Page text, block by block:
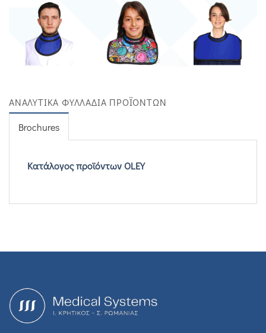
ΑΝΑΛΥΤΙΚΆ ΦΥΛΛΆΔΙΑ ΠΡΟΪΌΝΤΩΝ
Brochures
Κατάλογος προϊόντων OLEY